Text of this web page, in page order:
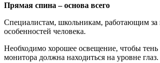
Прямая спина – основа всего
Специалистам, школьникам, работающим за
особенностей человека.
Необходимо хорошее освещение, чтобы тень
монитора должна находиться на уровне